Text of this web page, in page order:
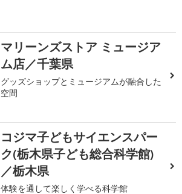
マリーンズストア ミュージア
ム店／千葉県
グッズショップとミュージアムが融合した
空間
コジマ子どもサイエンスパー
ク(栃木県子ども総合科学館)
／栃木県
体験を通して楽しく学べる科学館